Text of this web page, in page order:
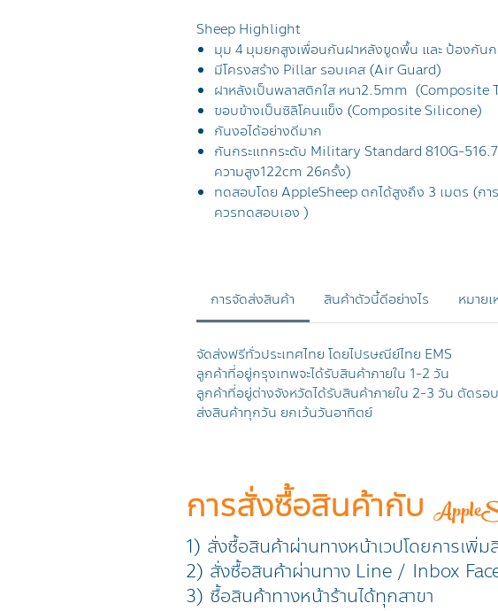
Sheep Highlight
มุม 4 มุมยกสูงเพื่อนกันฝาหลังขูดพื้น และ ป้องกัน
มีโครงสร้าง Pillar รอบเคส (Air Guard)
ฝาหลังเป็นพลาสติกใส หนา2.5mm (Composite
ขอบข้างเป็นซิลิโคนแข็ง (Composite Silicone)
กันงอได้อย่างดีมาก
กันกระแทกระดับ Military Standard 810G-
ความสูง122cm 26ครั้ง)
ทดสอบโดย AppleSheep ตกได้สูงถึง 3 เมตร (กา
ควรทดสอบเอง )
การจัดส่งสินค้า สินค้าตัวนี้ดีอย่างไร หมาย
จัดส่งฟรีทั่วประเทศไทย โดยไปรษณีย์ไทย EMS
ลูกค้าที่อยู่กรุงเทพจะได้รับสินค้าภายใน 1-2 วัน
ลูกค้าที่อยู่ต่างจังหวัดได้รับสินค้าภายใน 2-3 วัน ตัดรอ
ส่งสินค้าทุกวัน ยกเว้นวันอาทิตย์
การสั่งซื้อสินค้ากับ
1) สั่งซื้อสินค้าผ่านทางหน้าเวปโดยการเพิ่ม
2) สั่งซื้อสินค้าผ่านทาง Line / Inbox
3) ซื้อสินค้าทางหน้าร้านได้ทุกสาขา